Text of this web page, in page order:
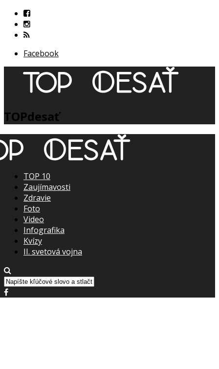
Facebook
TOPdesať
TOP 10
Zaujímavosti
Zdravie
Foto
Video
Infografika
Kvízy
II. svetová vojna